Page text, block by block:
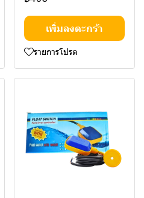
เพิ่มลงตะกร้า
รายการโปรด